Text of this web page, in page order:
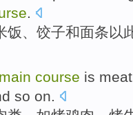
饭 饺子和面条 以
main course is meat
so on.